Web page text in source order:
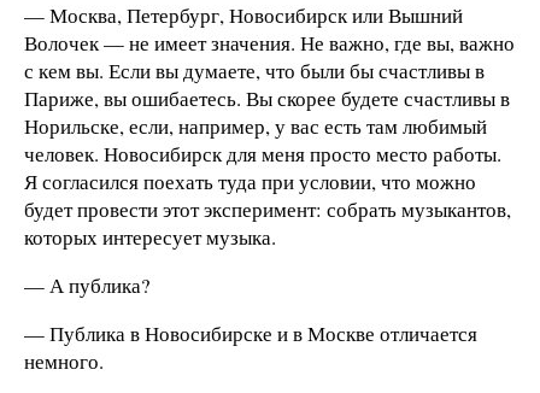
— Москва, Петербург, Новосибирск или Вышний
Волочек — не имеет значения. Не важно, где вы, важно
с кем вы. Если вы думаете, что были бы счастливы в
Париже, вы ошибаетесь. Вы скорее будете счастливы в
Норильске, если, например, у вас есть там любимый
человек. Новосибирск для меня просто место работы.
Я согласился поехать туда при условии, что можно
будет провести этот эксперимент: собрать музыкантов,
которых интересует музыка.
— А публика?
— Публика в Новосибирске и в Москве отличается
немного.